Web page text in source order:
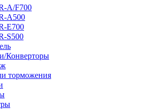
A/F700
A500
E700
S500
Конверторы
торможения